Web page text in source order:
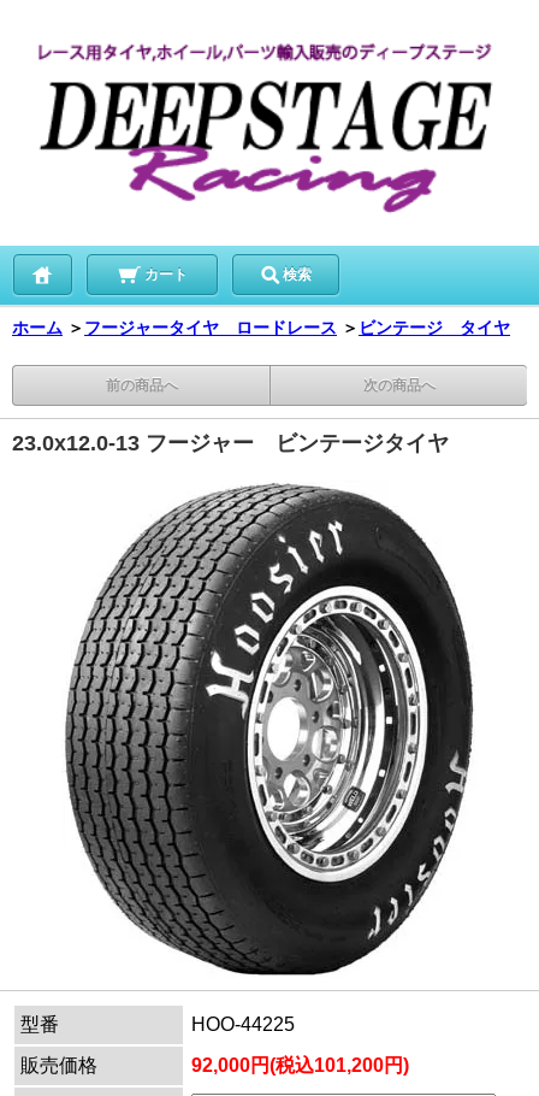
カート 検索
ホーム ＞ フージャータイヤ ロードレース ＞ ビンテージ タイヤ
前の商品へ 次の商品へ
23.0x12.0-13 フージャー ビンテージタイヤ
型番
HOO-44225
販売価格
92,000円(税込101,200円)